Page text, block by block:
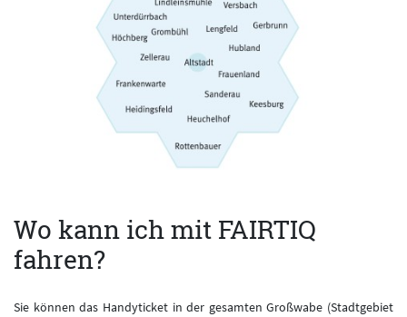
Wo kann ich mit FAIRTIQ
fahren?
Sie können das Handyticket in der gesamten Großwabe (Stadtgebiet